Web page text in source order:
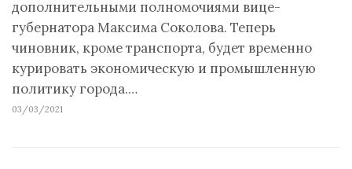
дополнительными полномочиями вице-
губернатора Максима Соколова. Теперь
чиновник, кроме транспорта, будет временно
курировать экономическую и промышленную
политику города.…
03/03/2021